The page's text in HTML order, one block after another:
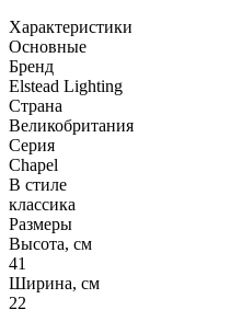
Характеристики
Основные
Бренд
Elstead Lighting
Страна
Великобритания
Серия
Chapel
В стиле
классика
Размеры
Высота, см
41
Ширина, см
22